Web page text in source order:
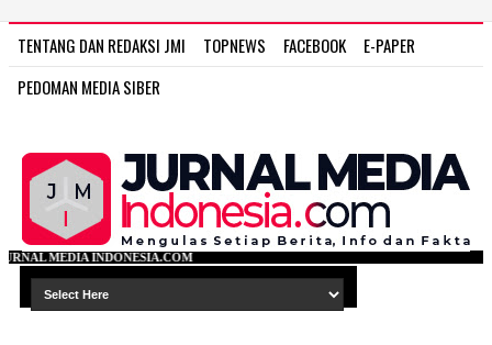
TENTANG DAN REDAKSI JMI TOPNEWS FACEBOOK
E-PAPER
PEDOMAN MEDIA SIBER